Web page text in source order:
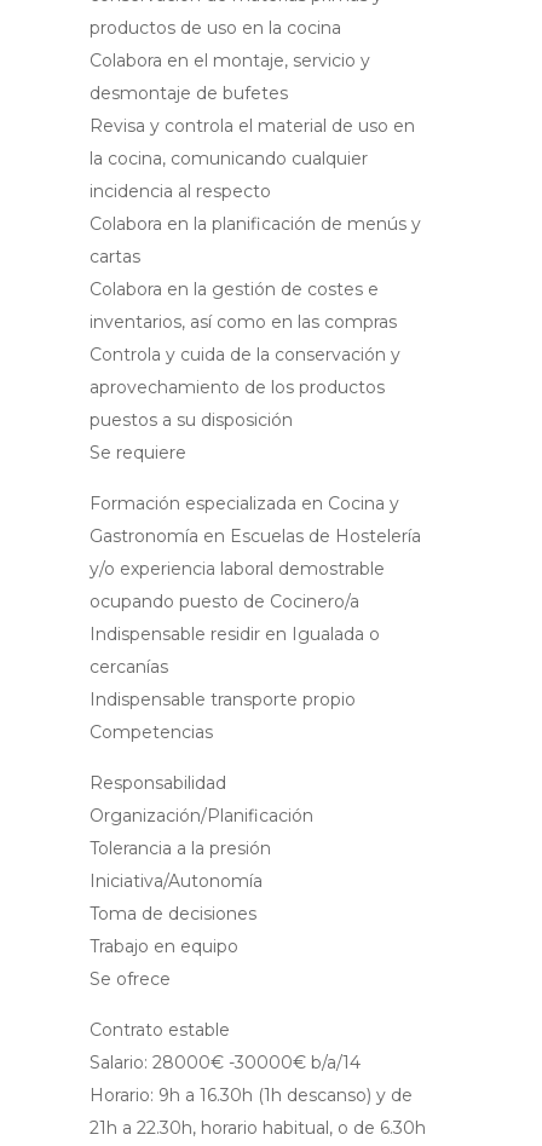
productos de uso en la cocina
Colabora en el montaje, servicio y
desmontaje de bufetes
Revisa y controla el material de uso en
la cocina, comunicando cualquier
incidencia al respecto
Colabora en la planificación de menús y
cartas
Colabora en la gestión de costes e
inventarios, así como en las compras
Controla y cuida de la conservación y
aprovechamiento de los productos
puestos a su disposición
Se requiere
Formación especializada en Cocina y
Gastronomía en Escuelas de Hostelería
y/o experiencia laboral demostrable
ocupando puesto de Cocinero/a
Indispensable residir en Igualada o
cercanías
Indispensable transporte propio
Competencias
Responsabilidad
Organización/Planificación
Tolerancia a la presión
Iniciativa/Autonomía
Toma de decisiones
Trabajo en equipo
Se ofrece
Contrato estable
Salario: 28000€ -30000€ b/a/14
Horario: 9h a 16.30h (1h descanso) y de
21h a 22.30h, horario habitual, o de 6.30h